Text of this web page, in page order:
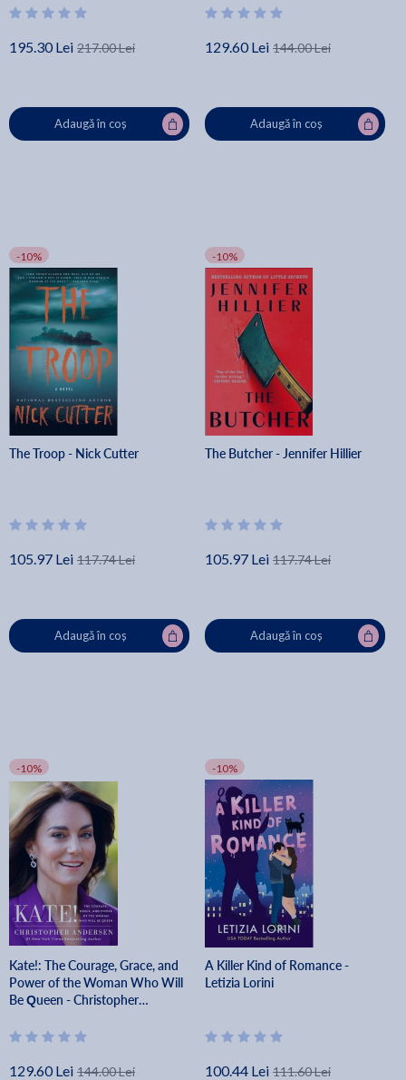
195.30 Lei 217.00 Lei
Adaugă în coș
Bruce Henderson
129.60 Lei 144.00 Lei
Adaugă în coș
-10%
The Troop - Nick Cutter
105.97 Lei 117.74 Lei
Adaugă în coș
-10%
The Butcher - Jennifer Hillier
105.97 Lei 117.74 Lei
Adaugă în coș
-10%
Kate!: The Courage, Grace, and
Power of the Woman Who Will
Be Queen - Christopher
129.60 Lei 144.00 Lei
-10%
A Killer Kind of Romance -
Letizia Lorini
100.44 Lei 111.60 Lei